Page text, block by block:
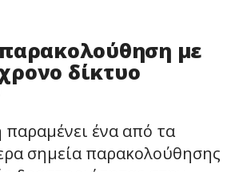
με
δίκτυο
παραμένει ένα από τα
σημεία παρακολούθησης